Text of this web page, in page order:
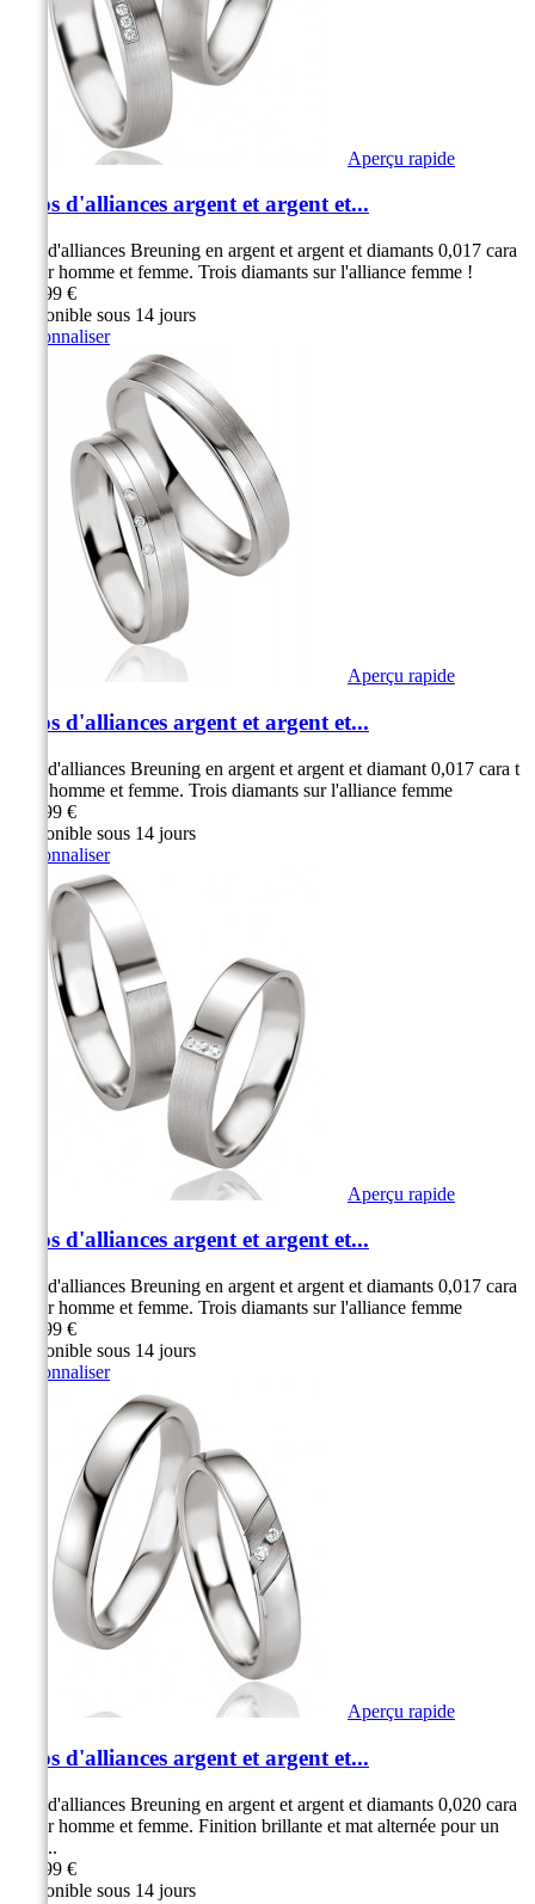
Aperçu rapide
Duos d'alliances argent et argent et...
Duo d'alliances Breuning en argent et argent et diamants 0,017 cara
t pour homme et femme. Trois diamants sur l'alliance femme !
269,99 €
Disponible sous 14 jours
Personnaliser
Aperçu rapide
Duos d'alliances argent et argent et...
Duo d'alliances Breuning en argent et argent et diamant 0,017 cara t
pour homme et femme. Trois diamants sur l'alliance femme
279,99 €
Disponible sous 14 jours
Personnaliser
Aperçu rapide
Duos d'alliances argent et argent et...
Duo d'alliances Breuning en argent et argent et diamants 0,017 cara
t pour homme et femme. Trois diamants sur l'alliance femme
279,99 €
Disponible sous 14 jours
Personnaliser
Aperçu rapide
Duos d'alliances argent et argent et...
Duo d'alliances Breuning en argent et argent et diamants 0,020 cara
t pour homme et femme. Finition brillante et mat alternée pour un
effet...
279,99 €
Disponible sous 14 jours